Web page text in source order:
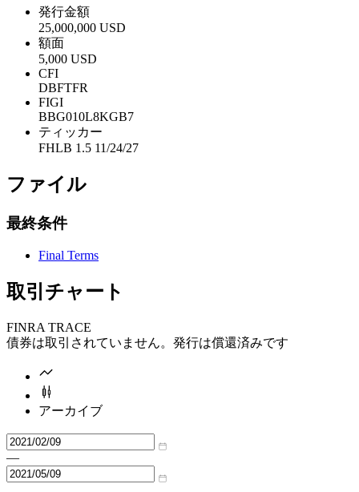
発行金額
25,000,000 USD
額面
5,000 USD
CFI
DBFTFR
FIGI
BBG010L8KGB7
ティッカー
FHLB 1.5 11/24/27
ファイル
最終条件
Final Terms
取引チャート
FINRA TRACE
債券は取引されていません。発行は償還済みです
アーカイブ
—